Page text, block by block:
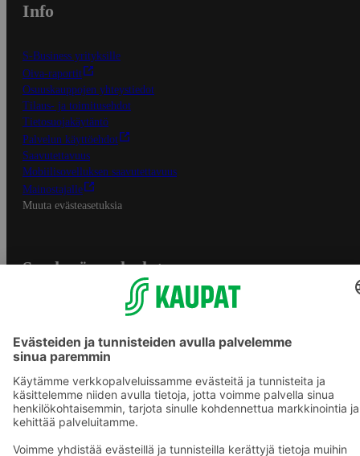
Info
S-Business yrityksille
Oiva-raportit
Osuuskauppojen yhteystiedot
Tilaus- ja toimitusehdot
Tietosuojakäytäntö
Palvelun käyttöehdot
Saavutettavuus
Mobiilisovelluksen saavutettavuus
Mainostajalle
Muuta evästeasetuksia
S-ryhmän palvelut
Yhteishyvä Ruoka -sovellus
S-ostoslista -sovellus
Prisma.fi
Sokos.fi
S-Pankki